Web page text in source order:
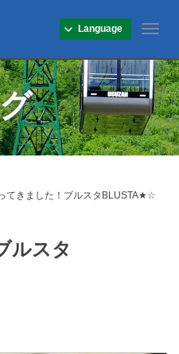
T
g
g
e
n
a
v
g
Language
てきました！ブルスタBLUSTA★☆
ルスタ